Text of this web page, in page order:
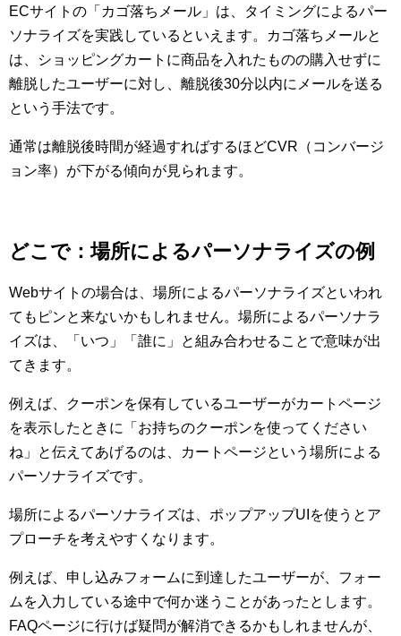
ECサイトの「カゴ落ちメール」は、タイミングによるパー
ソナライズを実践しているといえます。カゴ落ちメールと
は、ショッピングカートに商品を入れたものの購入せずに
離脱したユーザーに対し、離脱後30分以内にメールを送る
という手法です。
通常は離脱後時間が経過すればするほどCVR（コンバージ
ョン率）が下がる傾向が見られます。
どこで：場所によるパーソナライズの例
Webサイトの場合は、場所によるパーソナライズといわれ
てもピンと来ないかもしれません。場所によるパーソナラ
イズは、「いつ」「誰に」と組み合わせることで意味が出
てきます。
例えば、クーポンを保有しているユーザーがカートページ
を表示したときに「お持ちのクーポンを使ってください
ね」と伝えてあげるのは、カートページという場所による
パーソナライズです。
場所によるパーソナライズは、ポップアップUIを使うとア
プローチを考えやすくなります。
例えば、申し込みフォームに到達したユーザーが、フォー
ムを入力している途中で何か迷うことがあったとします。
FAQページに行けば疑問が解消できるかもしれませんが、